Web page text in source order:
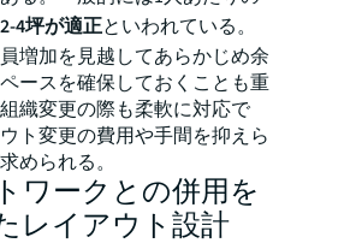
2-4坪が適正といわれている。
増加を見越してあらかじめ余
ースを確保しておくことも重
織変更の際も柔軟に対応で
ト変更の費用や手間を抑えら
められる。
ワークとの併用を
レイアウト設計